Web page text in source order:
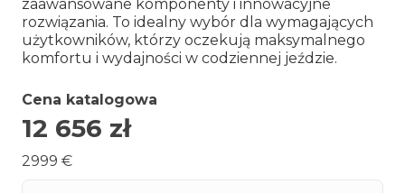
zaawansowane komponenty i innowacyjne
rozwiązania. To idealny wybór dla wymagających
użytkowników, którzy oczekują maksymalnego
komfortu i wydajności w codziennej jeździe.
Cena katalogowa
12 656 zł
2999 €